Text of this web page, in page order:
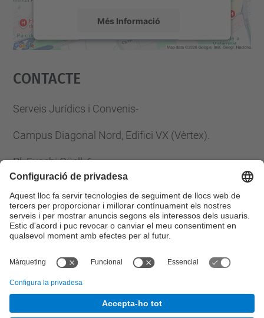
Més Informació
powered by
Contacte
Serveis Jurídics i Convenis-
Campus Diagonal Nord, Edifici VX (Vèrtex).
Pl. Eusebi Güell, 6
Tel.:93 401 61 33Fax: 93 401 25 85
E-mail: serveis.juridics@upc.edu